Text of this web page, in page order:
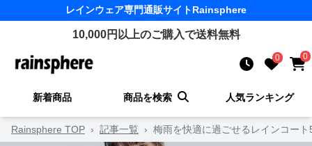
レインウェア専門通販サイトRainsphere
10,000円以上のご購入で送料無料
0 0
新着商品 商品を検索 人気ランキング
Rainsphere TOP › 記事一覧 › 梅雨を快適に過ごせるレインコー